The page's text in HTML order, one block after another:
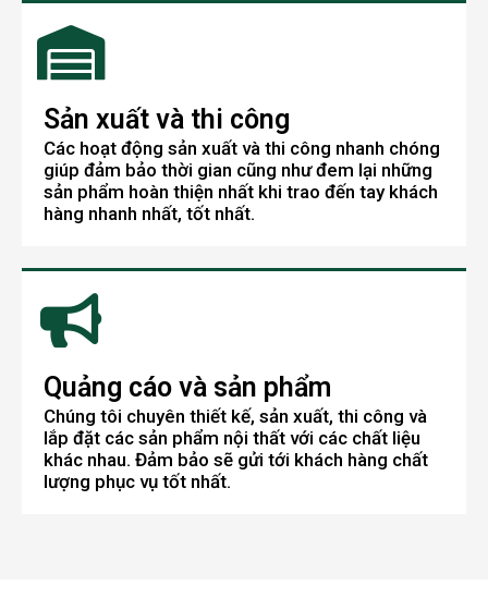
Sản xuất và thi công
Các hoạt động sản xuất và thi công nhanh chóng
giúp đảm bảo thời gian cũng như đem lại những
sản phẩm hoàn thiện nhất khi trao đến tay khách
hàng nhanh nhất, tốt nhất.
Quảng cáo và sản phẩm
Chúng tôi chuyên thiết kế, sản xuất, thi công và
lắp đặt các sản phẩm nội thất với các chất liệu
khác nhau. Đảm bảo sẽ gửi tới khách hàng chất
lượng phục vụ tốt nhất.